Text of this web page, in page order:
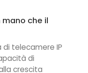
che il
di telecamere IP
di
crescita